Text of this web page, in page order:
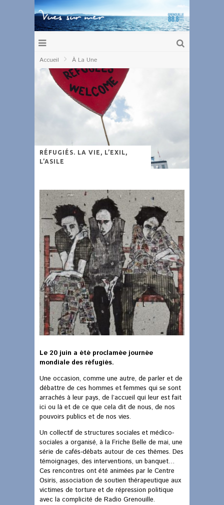
Accueil À La Une
RÉFUGIÉS. LA VIE, L’EXIL,
L’ASILE
Le 20 juin a été proclamée journée
mondiale des réfugiés.
Une occasion, comme une autre, de parler et de
débattre de ces hommes et femmes qui se sont
arrachés à leur pays, de l’accueil qui leur est fait
ici ou là et de ce que cela dit de nous, de nos
pouvoirs publics et de nos vies.
Un collectif de structures sociales et médico-
sociales a organisé, à la Friche Belle de mai, une
série de cafés-débats autour de ces thèmes. Des
témoignages, des interventions, un banquet…
Ces rencontres ont été animées par le Centre
Osiris, association de soutien thérapeutique aux
victimes de torture et de répression politique
avec la complicité de Radio Grenouille.